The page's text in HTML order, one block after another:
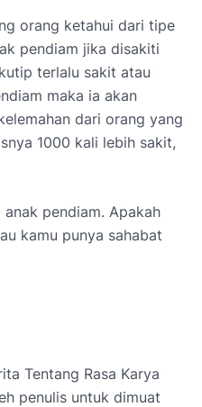
orang ketahui dari tipe
pendiam jika disakiti
terlalu sakit atau
maka ia akan
dari orang yang
1000 kali lebih sakit,
pendiam. Apakah
kamu punya sahabat
Tentang Rasa Karya
penulis untuk dimuat